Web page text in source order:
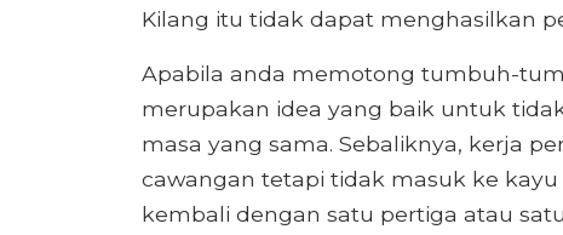
Kilang itu tidak dapat menghasilkan
Apabila anda memotong tumbuh-
merupakan idea yang baik untuk
masa yang sama. Sebaliknya, kerja
cawangan tetapi tidak masuk ke
kembali dengan satu pertiga atau